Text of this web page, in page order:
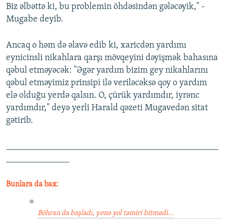
Biz əlbəttə ki, bu problemin öhdəsindən gələcəyik," -
Mugabe deyib.
Ancaq o həm də əlavə edib ki, xaricdən yardımı
eynicinsli nikahlara qarşı mövqeyini dəyişmək bahasına
qəbul etməyəcək: "Əgər yardım bizim gey nikahlarını
qəbul etməyimiz prinsipi ilə veriləcəksə qoy o yardım
elə olduğu yerdə qalsın. O, çürük yardımdır, iyrənc
yardımdır," deyə yerli Harald qəzeti Mugavedən sitat
gətirib.
Bunlara da bax:
Böhran da başladı, yenə yol təmiri bitmədi...